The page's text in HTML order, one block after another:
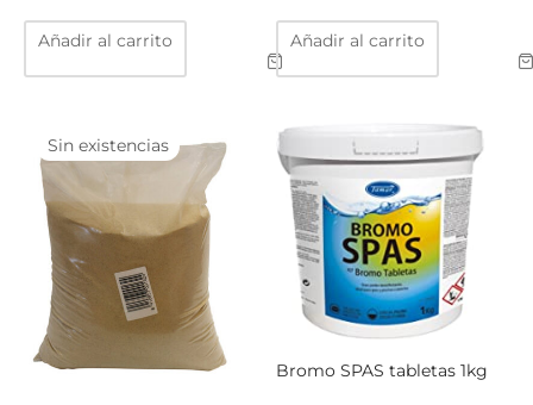
Añadir al carrito Añadir al carrito
Sin existencias
Bromo SPAS tabletas 1kg